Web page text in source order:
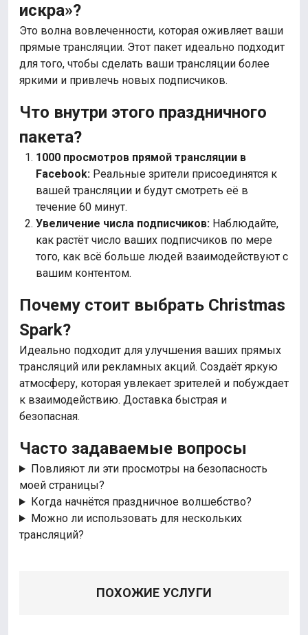
искра»?
Это волна вовлеченности, которая оживляет ваши
прямые трансляции. Этот пакет идеально подходит
для того, чтобы сделать ваши трансляции более
яркими и привлечь новых подписчиков.
Что внутри этого праздничного
пакета?
1000 просмотров прямой трансляции в
Facebook: Реальные зрители присоединятся к
вашей трансляции и будут смотреть её в
течение 60 минут.
Увеличение числа подписчиков: Наблюдайте,
как растёт число ваших подписчиков по мере
того, как всё больше людей взаимодействуют с
вашим контентом.
Почему стоит выбрать Christmas
Spark?
Идеально подходит для улучшения ваших прямых
трансляций или рекламных акций. Создаёт яркую
атмосферу, которая увлекает зрителей и побуждает
к взаимодействию. Доставка быстрая и
безопасная.
Часто задаваемые вопросы
Повлияют ли эти просмотры на безопасность
моей страницы?
Когда начнётся праздничное волшебство?
Можно ли использовать для нескольких
трансляций?
ПОХОЖИЕ УСЛУГИ